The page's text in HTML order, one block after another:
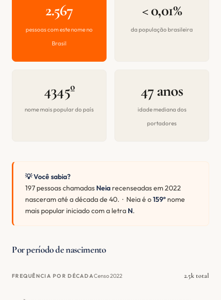
2.567
pessoas com este nome no
Brasil
< 0,01%
da população brasileira
4345º
nome mais popular do país
47 anos
idade mediana dos
portadores
💡 Você sabia?
197 pessoas chamadas Neia recenseadas em 2022
nasceram até a década de 40. · Neia é o159º nome
mais popular iniciado com a letra N.
Por período de nascimento
FREQUÊNCIA POR DÉCADACenso 2022 2.5k total